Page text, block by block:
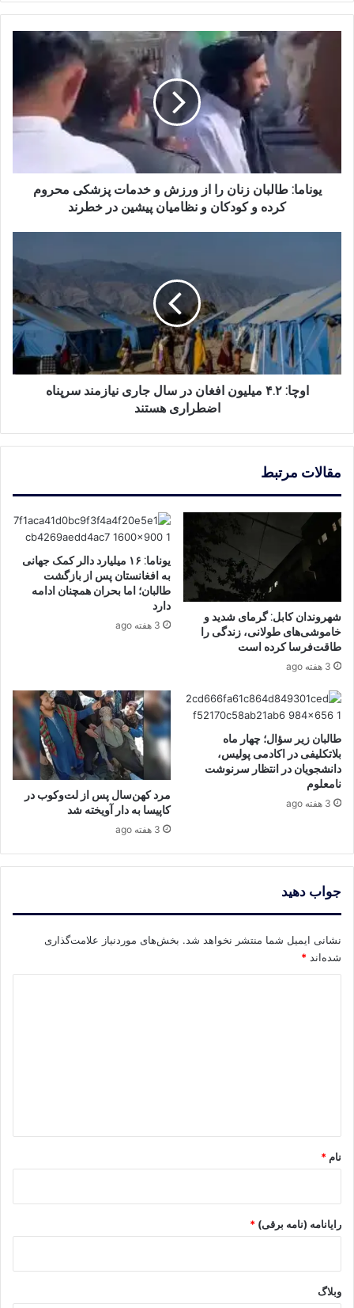
یوناما:
طالبان
خدمات
پزشکی
محروم
پیشین
در
خطرند
یوناما: طالبان زنان را از ورزش و خدمات پزشکی محروم
کرده و کودکان و نظامیان پیشین در خطرند
افغان
در
سال
جاری
نیازمند
سرپناه
اضطراری
اوچا: ۴.۲ میلیون افغان در سال جاری نیازمند سرپناه
اضطراری هستند
مقالات مرتبط
شهروندان کابل: گرمای شدید و
خاموشی‌های طولانی، زندگی را
طاقت‌فرسا کرده است
3 هفته ago
یوناما: ۱۶ میلیارد دالر کمک جهانی
به افغانستان پس از بازگشت
طالبان؛ اما بحران همچنان ادامه
دارد
3 هفته ago
طالبان زیر سؤال؛ چهار ماه
بلاتکلیفی در اکادمی پولیس،
دانشجویان در انتظار سرنوشت
نامعلوم
3 هفته ago
مرد کهن‌سال پس از لت‌وکوب در
کاپیسا به دار آویخته شد
3 هفته ago
جواب دهید
نشانی ایمیل شما منتشر نخواهد شد. بخش‌های موردنیاز علامت‌گذاری
شده‌اند *
نام *
رایانامه (نامه برقی) *
وبلاگ